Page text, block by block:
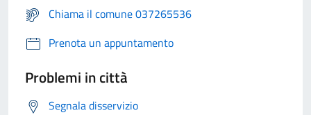
Chiama il comune 037265536
Prenota un appuntamento
Problemi in città
Segnala disservizio